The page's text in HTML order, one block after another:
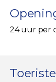
24 uur per